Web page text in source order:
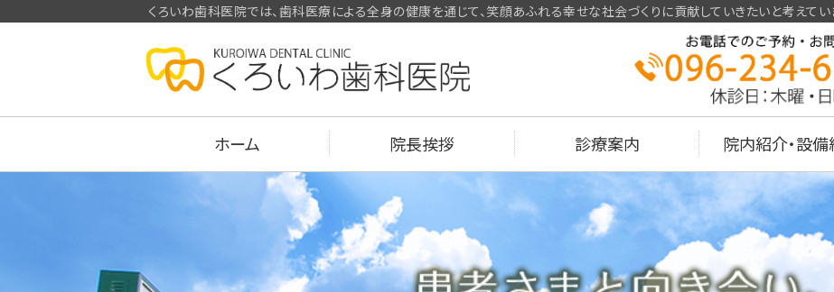
熊本県熊本市のくろいわ歯科
くろいわ歯科医院では、歯科医療による全身の健康を通じて、笑顔あふれる幸せな社会づくりに貢献していきたいと考えてい
ホーム 院長挨拶 診療案内 院内紹介・設